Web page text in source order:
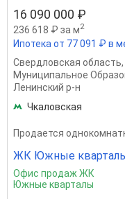
16 090 000 ₽
236 618 ₽ за м2
Ипотека от 77 091 ₽ в
Свердловская область,
Муниципальное
Ленинский р-н
Чкаловская
Продается
ЖК Южные
Офис продаж ЖК
Южные кварталы